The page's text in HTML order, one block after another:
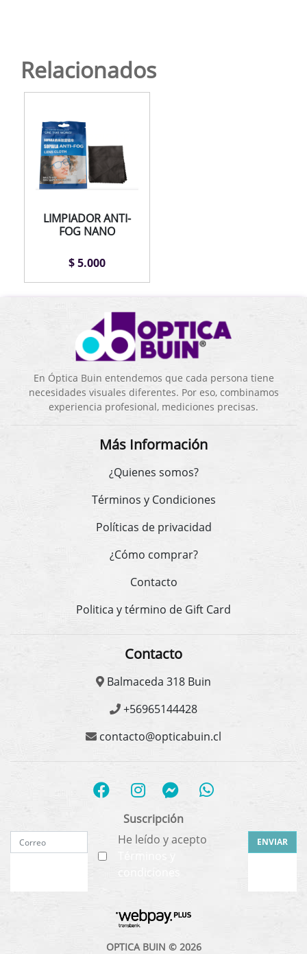
Relacionados
LIMPIADOR ANTI-
FOG NANO
$ 5.000
En Óptica Buin entendemos que cada persona tiene
necesidades visuales diferentes. Por eso, combinamos
experiencia profesional, mediciones precisas.
Más Información
¿Quienes somos?
Términos y Condiciones
Políticas de privacidad
¿Cómo comprar?
Contacto
Politica y término de Gift Card
Contacto
Balmaceda 318 Buin
+56965144428
contacto@opticabuin.cl
Suscripción
He leído y acepto
condiciones
ENVIAR
OPTICA BUIN © 2026